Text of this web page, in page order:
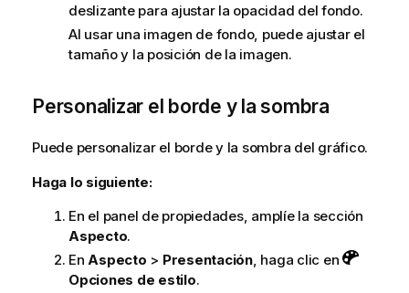
deslizante para ajustar la opacidad del fondo.
Al usar una imagen de fondo, puede ajustar el
tamaño y la posición de la imagen.
Personalizar el borde y la sombra
Puede personalizar el borde y la sombra del gráfico.
Haga lo siguiente:
En el panel de propiedades, amplíe la sección
Aspecto.
En Aspecto > Presentación, haga clic en
Opciones de estilo.